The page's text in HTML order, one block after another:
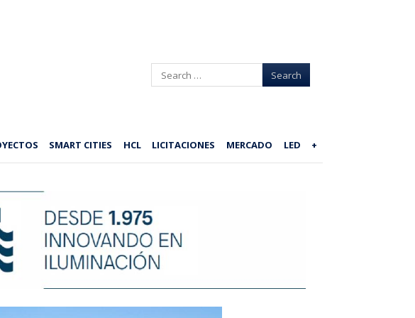
Search
SMART CITIES HCL LICITACIONES MERCADO LED +